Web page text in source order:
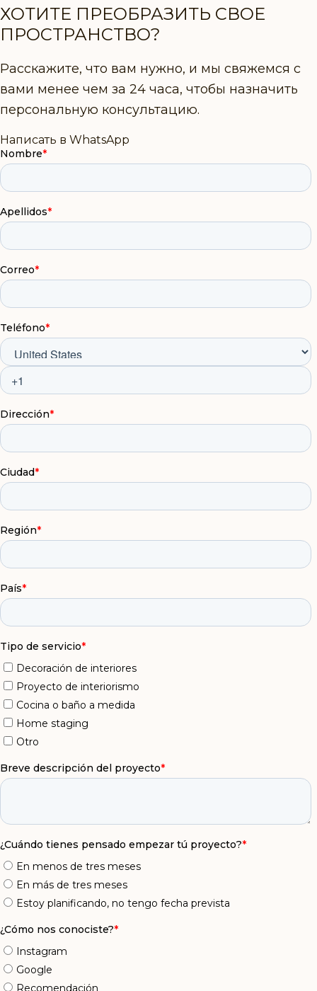
ХОТИТЕ ПРЕОБРАЗИТЬ СВОЕ
ПРОСТРАНСТВО?
Расскажите, что вам нужно, и мы свяжемся с
вами менее чем за 24 часа, чтобы назначить
персональную консультацию.
Написать в WhatsApp